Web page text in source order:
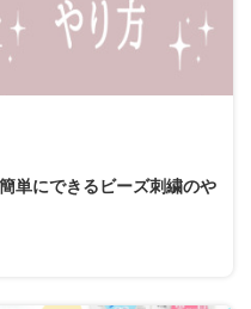
単にできるビーズ刺繍のや